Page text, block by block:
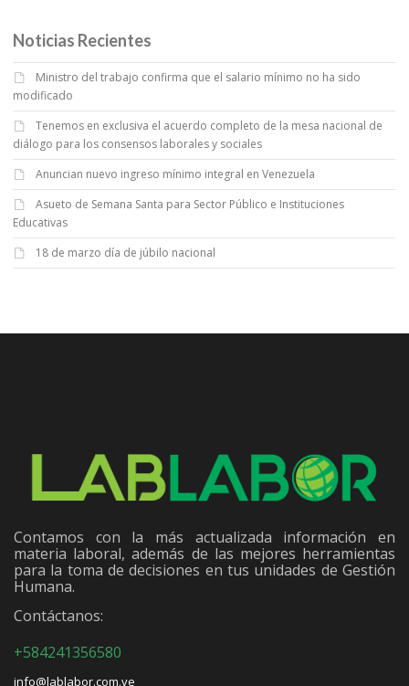
Noticias Recientes
Ministro del trabajo confirma que el salario mínimo no ha sido
modificado
Tenemos en exclusiva el acuerdo completo de la mesa nacional de
diálogo para los consensos laborales y sociales
Anuncian nuevo ingreso mínimo integral en Venezuela
Asueto de Semana Santa para Sector Público e Instituciones
Educativas
18 de marzo día de júbilo nacional
Contamos con la más actualizada información en
materia laboral, además de las mejores herramientas
para la toma de decisiones en tus unidades de Gestión
Humana.
Contáctanos:
+584241356580
info@lablabor.com.ve